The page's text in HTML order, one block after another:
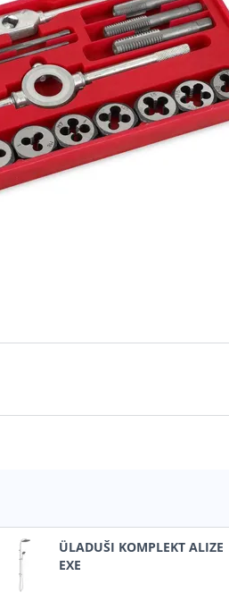
ÜLADUŠI KOMPLEKT ALIZE
EXE